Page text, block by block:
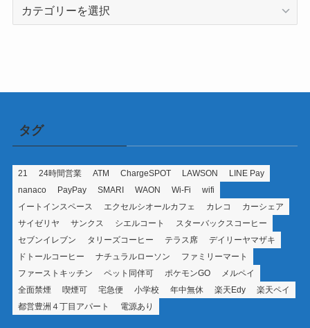
タグ
21 24時間営業 ATM ChargeSPOT LAWSON
LINE Pay
nanaco
PayPay SMARI WAON Wi-Fi
wifi
イートインスペース
エクセルシオールカフェ カレコ
カーシェア
サイゼリヤ
サンクス シエルコート
スターバックスコーヒー
セブンイレブン
タリーズコーヒー テラス席
デイリーヤマザキ
ドトールコーヒー
ナチュラルローソン
ファミリーマート
ファーストキッチン
ペット同伴可 ポケモンGO
メルペイ
全面禁煙
喫煙可 宅急便 小学校 年中無休 楽天Edy
楽天ペイ
都営豊洲４丁目アパート
電源あり